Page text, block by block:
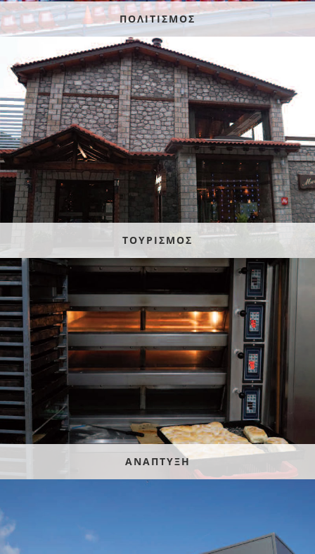
ΠΟΛΙΤΙΣΜΟΣ
ΤΟΥΡΙΣΜΟΣ
ΑΝΑΠΤΥΞΗ